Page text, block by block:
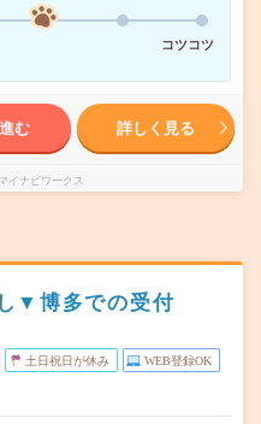
コツコツ
む 詳しく見る
イナビワークス
▼博多での受付
土日祝日が休み WEB登録OK